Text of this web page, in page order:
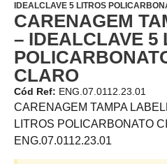
IDEALCLAVE 5 LITROS
CARENAGEM
– IDEALCLAVE 5
CLARO
Cód Ref: ENG.07.0112.23.01
CARENAGEM TAMPA
LITROS POLICARBONATO
ENG.07.0112.23.01